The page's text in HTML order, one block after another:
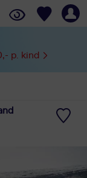
p. kind